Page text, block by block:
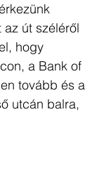
út széléről
hogy
a Bank of
tovább és a
utcán balra,